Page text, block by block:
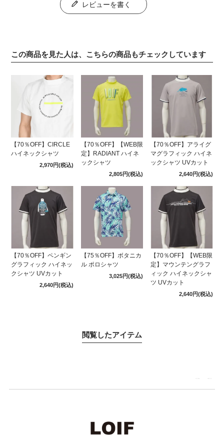
レビューを書く
この商品を見た人は、こちらの商品もチェックしています
【70％OFF】CIRCLE
ハイネックシャツ
2,970円(税込)
【70％OFF】【WEB限
定】RADIANT ハイネ
ックシャツ
2,805円(税込)
【70％OFF】アライグ
マグラフィック ハイネ
ックシャツ UVカット
2,640円(税込)
【70％OFF】ペンギン
グラフィック ハイネッ
クシャツ UVカット
2,640円(税込)
【75％OFF】ボタニカ
ル ポロシャツ
3,025円(税込)
【70％OFF】【WEB限
定】マウンテングラフ
ィック ハイネックシャ
ツ UVカット
2,640円(税込)
閲覧したアイテム